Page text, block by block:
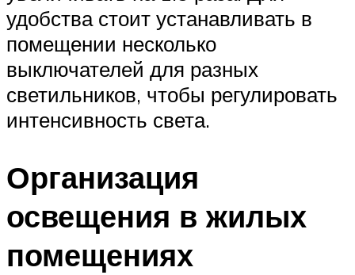
удобства стоит устанавливать в
помещении несколько
выключателей для разных
светильников, чтобы регулировать
интенсивность света.
Организация
освещения в жилых
помещениях